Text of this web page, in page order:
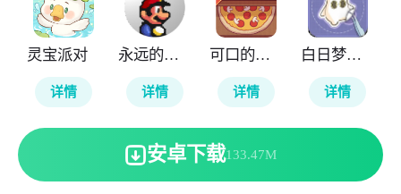
灵宝派对
详情
永远的马里奥
详情
可口的披萨美味的披萨
详情
白日梦想屋
详情
安卓下载133.47M